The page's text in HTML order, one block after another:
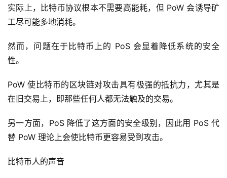
实际上，比特币协议根本不需要高能耗，但 PoW 会诱导矿
工尽可能多地消耗。
然而，问题在于比特币上的 PoS 会显着降低系统的安全
性。
PoW 使比特币的区块链对攻击具有极强的抵抗力，尤其是
在旧交易上，即那些任何人都无法触及的交易。
另一方面，PoS 降低了这方面的安全级别，因此用 PoS 代
替 PoW 理论上会使比特币更容易受到攻击。
比特币人的声音